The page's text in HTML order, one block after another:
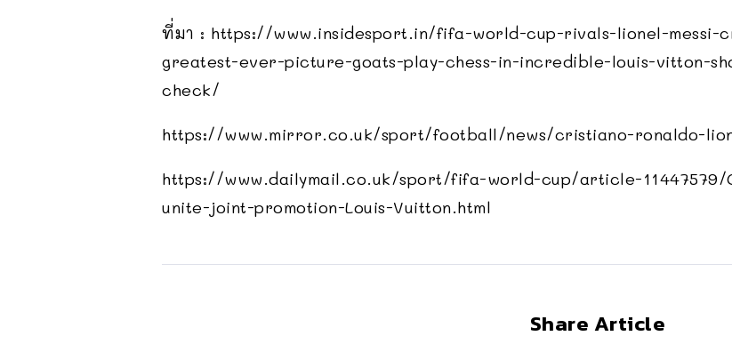
ที่มา : https://www.insidesport.in/fifa-world-cup-rivals-lionel-
greatest-ever-picture-goats-play-chess-in-incredible-louis-vitton-
check/
https://www.mirror.co.uk/sport/football/news/cristiano-ronaldo-
https://www.dailymail.co.uk/sport/fifa-world-cup/article-11447579/
unite-joint-promotion-Louis-Vuitton.html
Share Article